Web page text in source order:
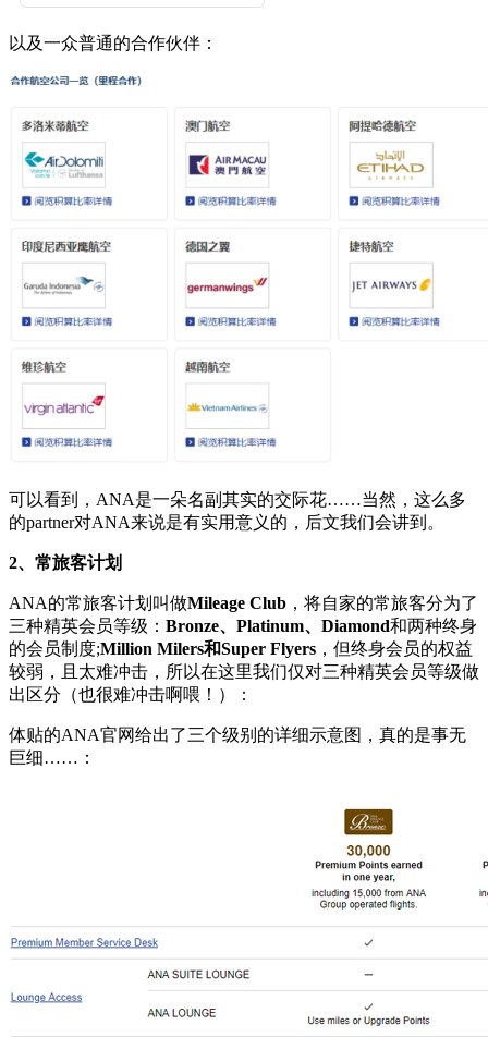
以及一众普通的合作伙伴：
可以看到，ANA是一朵名副其实的交际花……当然，这么多
的partner对ANA来说是有实用意义的，后文我们会讲到。
2、常旅客计划
ANA的常旅客计划叫做Mileage Club ，将自家的常旅客分为了
三种精英会员等级： Bronze、Platinum、Diamond和两种终身
的会员制度;Million Milers和Super Flyers ，但终身会员的权益
较弱，且太难冲击，所以在这里我们仅对三种精英会员等级做
出区分（也很难冲击啊喂！）：
体贴的ANA官网给出了三个级别的详细示意图，真的是事无
巨细……：